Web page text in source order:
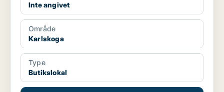
Inte angivet
Område
Karlskoga
Type
Butikslokal